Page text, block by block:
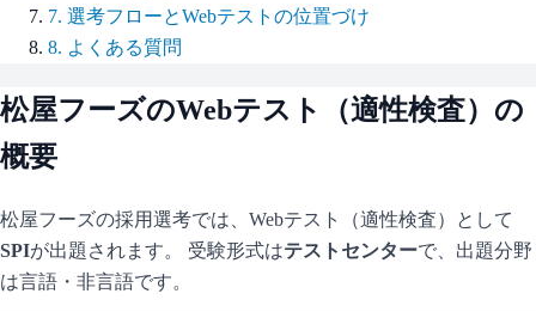
7. 選考フローとWebテストの位置づけ
8. よくある質問
松屋フーズのWebテスト（適性検査）の
概要
松屋フーズの採用選考では、Webテスト（適性検査）として
SPIが出題されます。 受験形式はテストセンターで、 出題分野
は言語・非言語です。